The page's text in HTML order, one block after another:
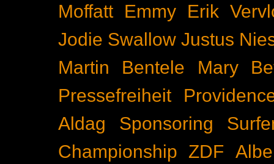
Moffatt
Emmy
Erik
Jodie Swallow Justus
Martin Bentele
Mary
Pressefreiheit
Aldag
Sponsoring
Championship
ZDF